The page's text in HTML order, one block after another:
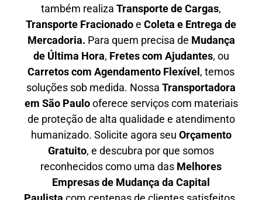
também realiza Transporte de Cargas,
Transporte Fracionadoe Coleta e Entrega de
Mercadoria. Para quem precisa de Mudança
de Última Hora, Fretes com Ajudantes, ou
Carretos com Agendamento Flexível , temos
soluções sob medida. Nossa Transportadora
em São Paulooferece serviços com materiais
de proteção de alta qualidade e atendimento
humanizado. Solicite agora seu Orçamento
Gratuito, e descubra por que somos
reconhecidos como uma das Melhores
Empresas de Mudança da Capital